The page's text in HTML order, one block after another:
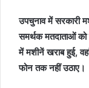
उपचुनाव में सरकारी
समर्थक मतदाताओं
में मशीनें खराब हुई,
फोन तक नहीं उठाए।